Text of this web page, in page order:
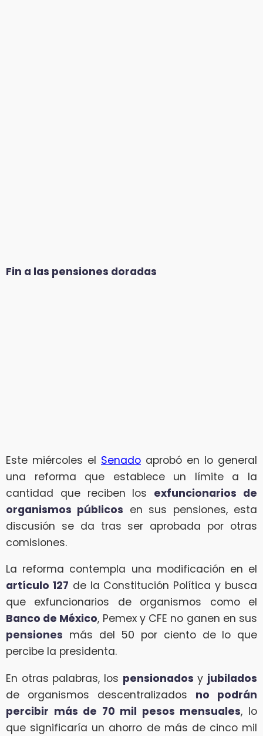
Fin a las pensiones doradas
Este miércoles el Senado aprobó en lo general
una reforma que establece un límite a la
cantidad que reciben los exfuncionarios de
organismos públicos en sus pensiones, esta
discusión se da tras ser aprobada por otras
comisiones.
La reforma contempla una modificación en el
artículo 127 de la Constitución Política y busca
que exfuncionarios de organismos como el
Banco de México, Pemex y CFE no ganen en sus
pensiones más del 50 por ciento de lo que
percibe la presidenta.
En otras palabras, los pensionados y jubilados
de organismos descentralizados no podrán
percibir más de 70 mil pesos mensuales, lo
que significaría un ahorro de más de cinco mil